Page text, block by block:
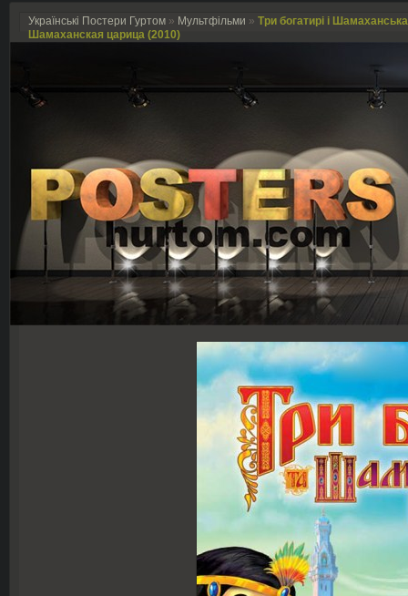
Українські Постери Гуртом » Мультфільми » Три богатирі і
Шамаханская царица (2010)